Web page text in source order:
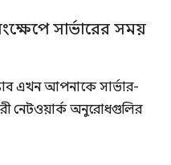
সার্ভারের সময়
এখন আপনাকে সার্ভার-
নেটওয়ার্ক অনুরোধগুলির